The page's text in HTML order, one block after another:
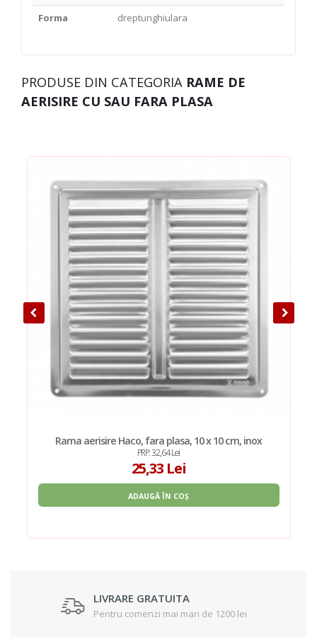
Forma
dreptunghiulara
PRODUSE DIN CATEGORIA RAME DE
AERISIRE CU SAU FARA PLASA
Rama aerisire Haco, fara plasa, 10 x 10 cm, inox
PRP: 32,64 Lei
25,33 Lei
ADAUGĂ ÎN COȘ
LIVRARE GRATUITA
Pentru comenzi mai mari de 1200 lei